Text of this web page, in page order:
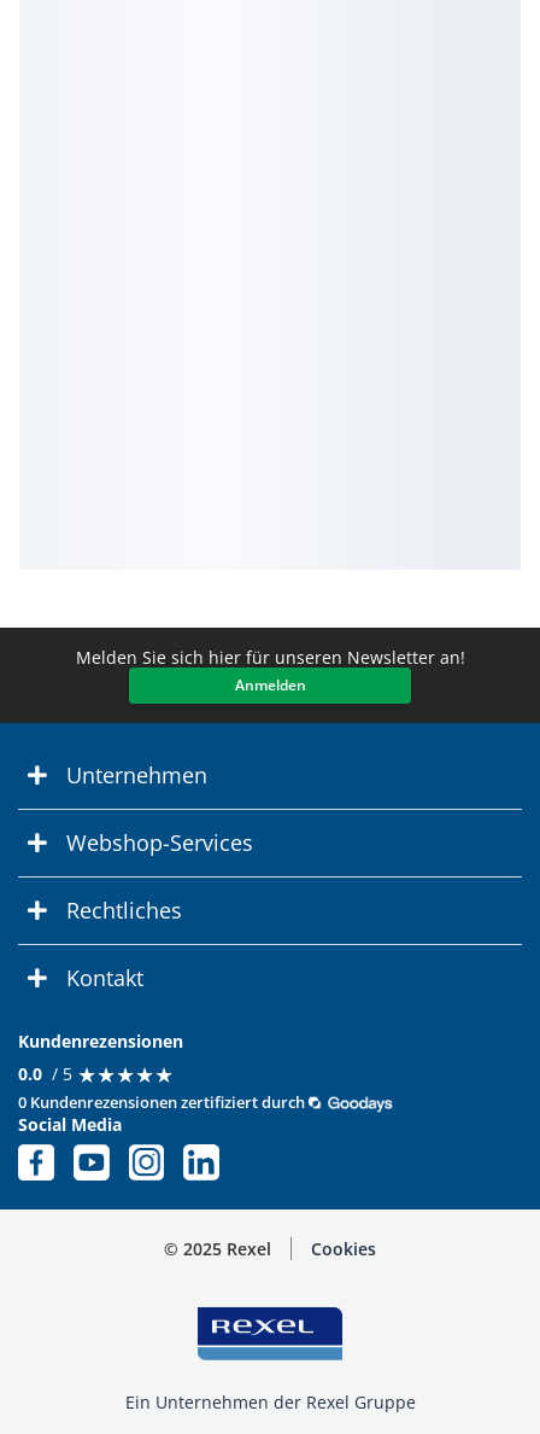
Melden Sie sich hier für unseren Newsletter an!
Anmelden
Unternehmen
Webshop-Services
Rechtliches
Kontakt
Kundenrezensionen
0.0 / 5 ★★★★★
★★★★★
0 Kundenrezensionen zertifiziert durch
Social Media
© 2025 Rexel Cookies
Ein Unternehmen der Rexel Gruppe